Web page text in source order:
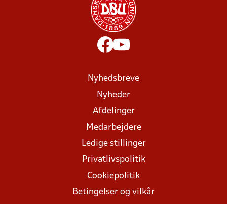
Nyhedsbreve
Nyheder
Afdelinger
Medarbejdere
Ledige stillinger
Privatlivspolitik
Cookiepolitik
Betingelser og vilkår